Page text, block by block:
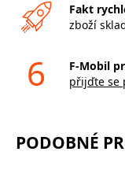
Fakt
zboží
6
F-Mobil
přijďte se
PODOBNÉ